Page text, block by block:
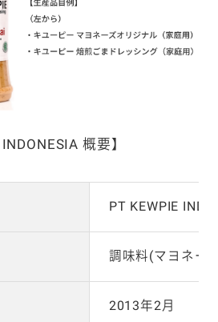
概要】
PT KEWPIE
調味料(マヨネー
2013年2月